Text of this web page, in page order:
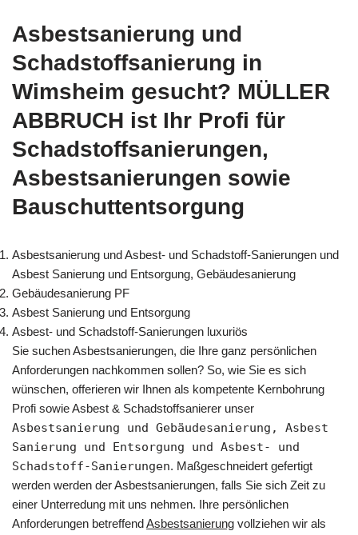
Asbestsanierung und
Schadstoffsanierung in
Wimsheim gesucht? MÜLLER
ABBRUCH ist Ihr Profi für
Schadstoffsanierungen,
Asbestsanierungen sowie
Bauschuttentsorgung
Asbestsanierung und Asbest- und Schadstoff-Sanierungen und
Asbest Sanierung und Entsorgung, Gebäudesanierung
Gebäudesanierung PF
Asbest Sanierung und Entsorgung
Asbest- und Schadstoff-Sanierungen luxuriös
Sie suchen Asbestsanierungen, die Ihre ganz persönlichen
Anforderungen nachkommen sollen? So, wie Sie es sich
wünschen, offerieren wir Ihnen als kompetente Kernbohrung
Profi sowie Asbest & Schadstoffsanierer unser
Asbestsanierung und Gebäudesanierung, Asbest
Sanierung und Entsorgung und Asbest- und
Schadstoff-Sanierungen. Maßgeschneidert gefertigt
werden werden der Asbestsanierungen, falls Sie sich Zeit zu
einer Unterredung mit uns nehmen. Ihre persönlichen
Anforderungen betreffendAsbestsanierung vollziehen wir als